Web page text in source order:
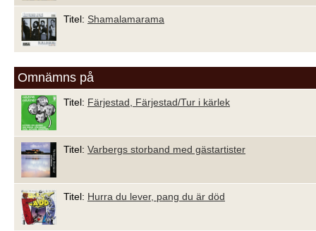
Titel: Shamalamarama
Omnämns på
Titel: Färjestad, Färjestad/Tur i kärlek
Titel: Varbergs storband med gästartister
Titel: Hurra du lever, pang du är död